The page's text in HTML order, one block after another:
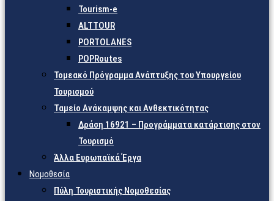
Tourism-e
ALTTOUR
PORTOLANES
POPRoutes
Τομεακό Πρόγραμμα Ανάπτυξης του Υπουργείου
Τουρισμού
Ταμείο Ανάκαμψης και Ανθεκτικότητας
Δράση 16921 – Προγράμματα κατάρτισης στον
Τουρισμό
Άλλα Ευρωπαϊκά Έργα
Νομοθεσία
Πύλη Τουριστικής Νομοθεσίας